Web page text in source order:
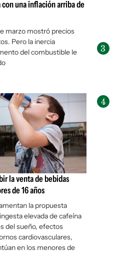
una inflación arriba de
marzo mostró precios
Pero la inercia
del combustible le
la venta de bebidas
de 16 años
la propuesta
elevada de cafeína
del sueño, efectos
cardiovasculares,
en los menores de